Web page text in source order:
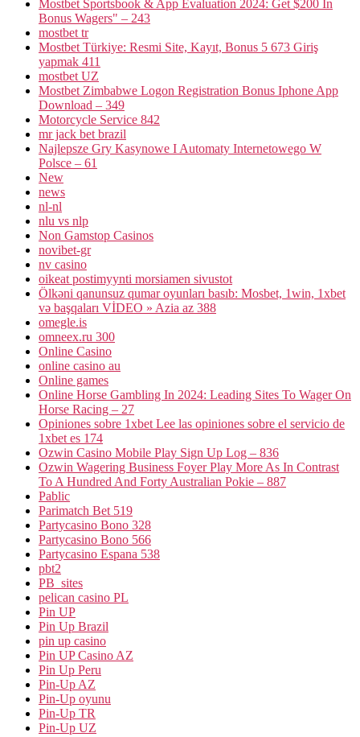
Mostbet Sportsbook & App Evaluation 2024: Get $200 In
Bonus Wagers" – 243
mostbet tr
Mostbet Türkiye: Resmi Site, Kayıt, Bonus 5 673 Giriş
yapmak 411
mostbet UZ
Mostbet Zimbabwe Logon Registration Bonus Iphone App
Download – 349
Motorcycle Service 842
mr jack bet brazil
Najlepsze Gry Kasynowe I Automaty Internetowego W
Polsce – 61
New
news
nl-nl
nlu vs nlp
Non Gamstop Casinos
novibet-gr
nv casino
oikeat postimyynti morsiamen sivustot
Ölkəni qanunsuz qumar oyunları basıb: Mosbet, 1win, 1xbet
və başqaları VİDEO » Azia az 388
omegle.is
omneex.ru 300
Online Casino
online casino au
Online games
Online Horse Gambling In 2024: Leading Sites To Wager On
Horse Racing – 27
Opiniones sobre 1xbet Lee las opiniones sobre el servicio de
1xbet es 174
Ozwin Casino Mobile Play Sign Up Log – 836
Ozwin Wagering Business Foyer Play More As In Contrast
To A Hundred And Forty Australian Pokie – 887
Pablic
Parimatch Bet 519
Partycasino Bono 328
Partycasino Bono 566
Partycasino Espana 538
pbt2
PB_sites
pelican casino PL
Pin UP
Pin Up Brazil
pin up casino
Pin UP Casino AZ
Pin Up Peru
Pin-Up AZ
Pin-Up oyunu
Pin-Up TR
Pin-Up UZ